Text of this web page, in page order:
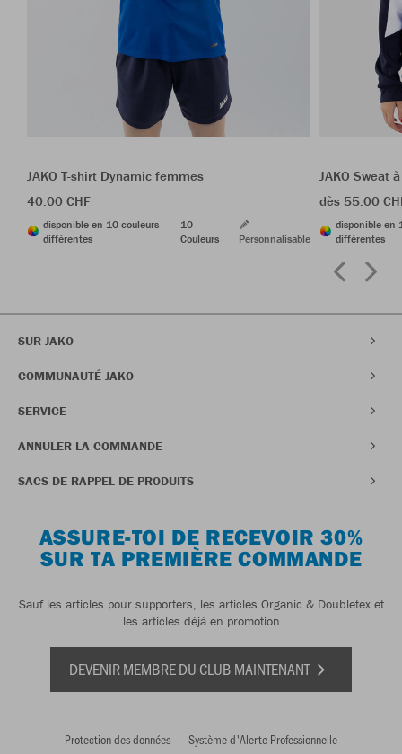
JAKO T-shirt Dynamic femmes
40.00 CHF
disponible en 10 couleurs
différentes
10
Couleurs
Personnalisable
JAKO Sweat
dès 55.00
disponible en
différentes
SUR JAKO
COMMUNAUTÉ JAKO
SERVICE
ANNULER LA COMMANDE
SACS DE RAPPEL DE PRODUITS
ASSURE-TOI DE RECEVOIR 30%
SUR TA PREMIÈRE COMMANDE
Sauf les articles pour supporters, les articles Organic & Doubletex et
les articles déjà en promotion
DEVENIR MEMBRE DU CLUB MAINTENANT
Protection des données
Système d'Alerte Professionnelle